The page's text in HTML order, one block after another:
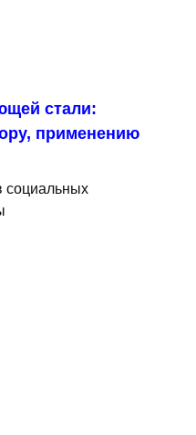
стали:
применению
социальных